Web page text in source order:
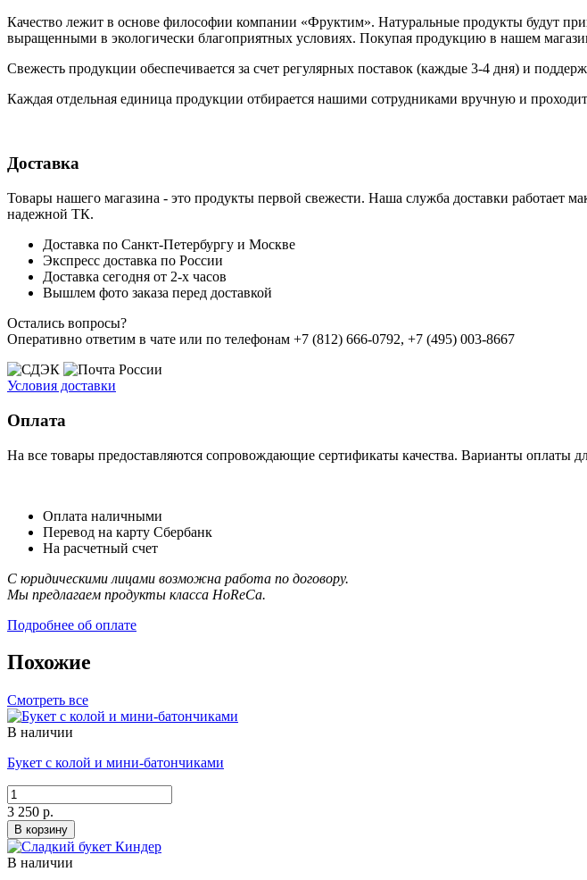
Качество лежит в основе философии компании «Фруктим». Натуральные продукты будут
выращенными в экологически благоприятных условиях. Покупая продукцию в нашем
Свежесть продукции обеспечивается за счет регулярных поставок (каждые 3-4 дня) и
Каждая отдельная единица продукции отбирается нашими сотрудниками вручную и
Доставка
Товары нашего магазина - это продукты первой свежести. Наша служба доставки работает
надежной ТК.
Доставка по Санкт-Петербургу и Москве
Экспресс доставка по России
Доставка сегодня от 2-х часов
Вышлем фото заказа перед доставкой
Остались вопросы?
Оперативно ответим в чате или по телефонам +7 (812) 666-0792, +7 (495) 003-8667
Условия доставки
Оплата
На все товары предоставляются сопровождающие сертификаты качества. Варианты оплаты
Оплата наличными
Перевод на карту Сбербанк
На расчетный счет
С юридическими лицами возможна работа по договору.
Мы предлагаем продукты класса HoReCa.
Подробнее об оплате
Похожие
Смотреть все
В наличии
Букет с колой и мини-батончиками
3 250 р.
В корзину
В наличии